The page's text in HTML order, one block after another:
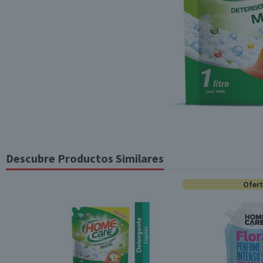
Descubre Productos Similares